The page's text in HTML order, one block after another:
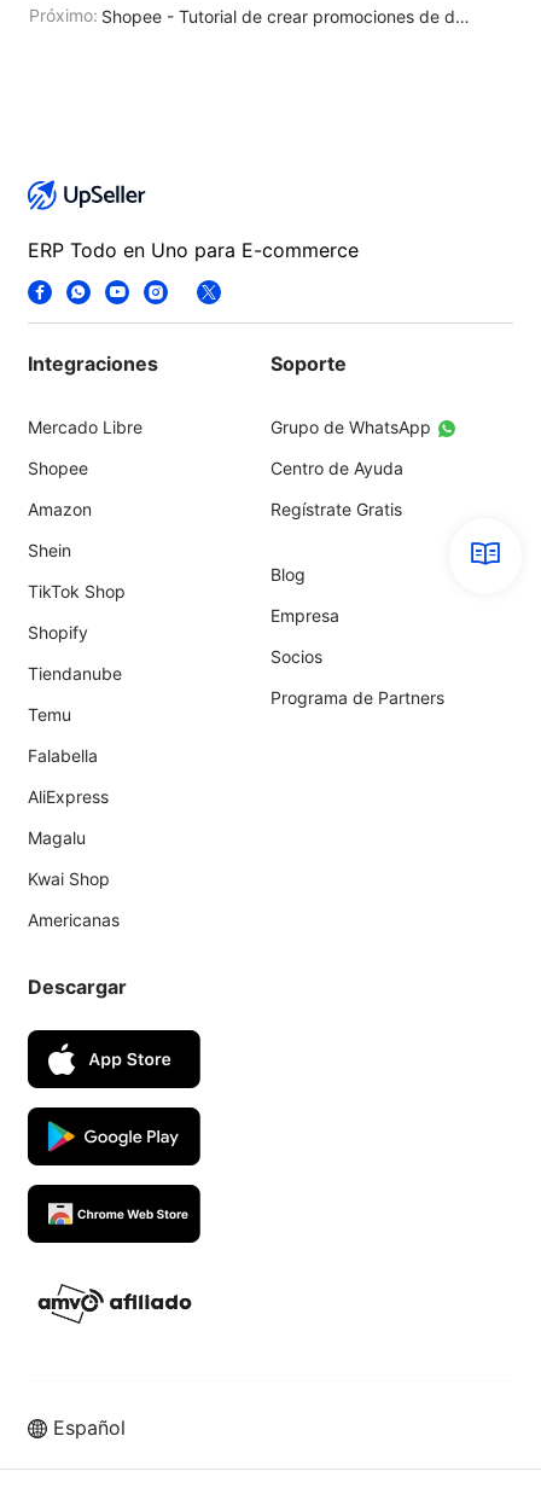
Próximo: Shopee - Tutorial de crear promociones de descuento
ERP Todo en Uno para E-commerce
Integraciones
Mercado Libre
Shopee
Amazon
Shein
TikTok Shop
Shopify
Tiendanube
Temu
Falabella
AliExpress
Magalu
Kwai Shop
Americanas
Soporte
Grupo de WhatsApp
Centro de Ayuda
Regístrate Gratis
Blog
Empresa
Socios
Programa de Partners
Descargar
Español